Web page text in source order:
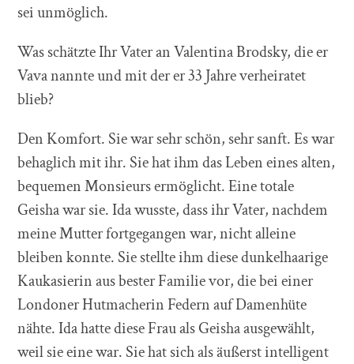
sei unmöglich.
Was schätzte Ihr Vater an Valentina Brodsky, die er
Vava nannte und mit der er 33 Jahre verheiratet
blieb?
Den Komfort. Sie war sehr schön, sehr sanft. Es war
behaglich mit ihr. Sie hat ihm das Leben eines alten,
bequemen Monsieurs ermöglicht. Eine totale
Geisha war sie. Ida wusste, dass ihr Vater, nachdem
meine Mutter fortgegangen war, nicht alleine
bleiben konnte. Sie stellte ihm diese dunkelhaarige
Kaukasierin aus bester Familie vor, die bei einer
Londoner Hutmacherin Federn auf Damenhüte
nähte. Ida hatte diese Frau als Geisha ausgewählt,
weil sie eine war. Sie hat sich als äußerst intelligent